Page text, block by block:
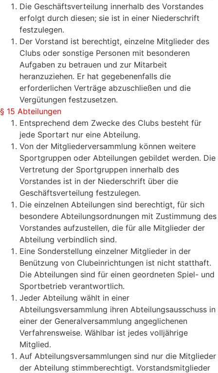
Die Geschäftsverteilung innerhalb des Vorstandes
erfolgt durch diesen; sie ist in einer Niederschrift
festzulegen.
Der Vorstand ist berechtigt, einzelne Mitglieder des
Clubs oder sonstige Personen mit besonderen
Aufgaben zu betrauen und zur Mitarbeit
heranzuziehen. Er hat gegebenenfalls die
erforderlichen Verträge abzuschließen und die
Vergütungen festzusetzen.
§ 15 Abteilungen
Entsprechend dem Zwecke des Clubs besteht für
jede Sportart nur eine Abteilung.
Von der Mitgliederversammlung können weitere
Sportgruppen oder Abteilungen gebildet werden. Die
Vertretung der Sportgruppen innerhalb des
Vorstandes ist in der Niederschrift über die
Geschäftsverteilung festzulegen.
Die einzelnen Abteilungen sind berechtigt, für sich
besondere Abteilungsordnungen mit Zustimmung des
Vorstandes aufzustellen, die für alle Mitglieder der
Abteilung verbindlich sind.
Eine Sonderstellung einzelner Mitglieder in der
Benützung von Clubeinrichtungen ist nicht statthaft.
Die Abteilungen sind für einen geordneten Spiel- und
Sportbetrieb verantwortlich.
Jeder Abteilung wählt in einer
Abteilungsversammlung ihren Abteilungsausschuss in
einer der Generalversammlung angeglichenen
Verfahrensweise. Wählbar ist jedes volljährige
Mitglied.
Auf Abteilungsversammlungen sind nur die Mitglieder
der Abteilung stimmberechtigt. Vorstandsmitglieder